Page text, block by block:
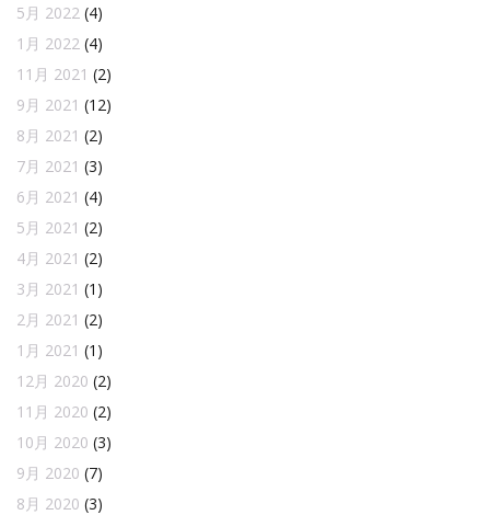
5月 2022 (4)
1月 2022 (4)
11月 2021 (2)
9月 2021 (12)
8月 2021 (2)
7月 2021 (3)
6月 2021 (4)
5月 2021 (2)
4月 2021 (2)
3月 2021 (1)
2月 2021 (2)
1月 2021 (1)
12月 2020 (2)
11月 2020 (2)
10月 2020 (3)
9月 2020 (7)
8月 2020 (3)